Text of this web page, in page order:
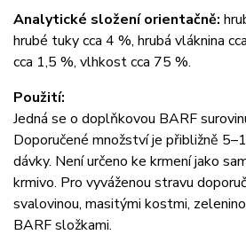
Analytické složení orientačně:
hrubé tuky cca 4 %, hrubá vláknina
cca 1,5 %, vlhkost cca 75 %.
Použití:
Jedná se o doplňkovou BARF
Doporučené množství je přibližně
dávky. Není určeno ke krmení jako
krmivo. Pro vyváženou stravu
svalovinou, masitými kostmi,
BARF složkami.